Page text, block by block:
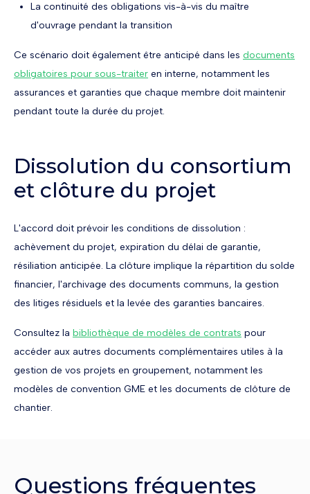
La continuité des obligations vis-à-vis du maître
d'ouvrage pendant la transition
Ce scénario doit également être anticipé dans les documents
obligatoires pour sous-traiter en interne, notamment les
assurances et garanties que chaque membre doit maintenir
pendant toute la durée du projet.
Dissolution du consortium
et clôture du projet
L'accord doit prévoir les conditions de dissolution :
achèvement du projet, expiration du délai de garantie,
résiliation anticipée. La clôture implique la répartition du solde
financier, l'archivage des documents communs, la gestion
des litiges résiduels et la levée des garanties bancaires.
Consultez la bibliothèque de modèles de contrats pour
accéder aux autres documents complémentaires utiles à la
gestion de vos projets en groupement, notamment les
modèles de convention GME et les documents de clôture de
chantier.
Questions fréquentes